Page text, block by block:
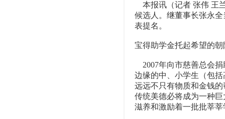
本报讯（记者 张伟 王
候选人。继董事长张永
表提名。
宝得助学金托起希望的朝
2007年向市慈善总会捐
边缘的中、小学生（包
远远不只有物质和金钱
传统美德必将成为一种
滋养和激励着一批批莘